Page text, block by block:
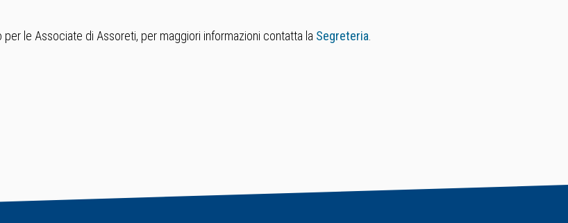
le Associate di Assoreti, per maggiori informazioni contatta la Segreteria